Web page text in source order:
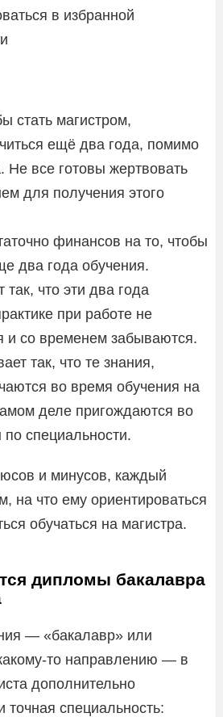
в избранной
стать магистром,
ещё два года, помимо
Не все готовы жертвовать
для получения этого
финансов на то, чтобы
два года обучения.
так, что эти два года
при работе не
и со временем забываются.
так, что те знания,
во время обучения на
деле пригождаются во
специальности.
и минусов, каждый
на что ему ориентироваться
обучаться на магистра.
дипломы бакалавра
— «бакалавр» или
то направлению — в
дополнительно
точная специальность: